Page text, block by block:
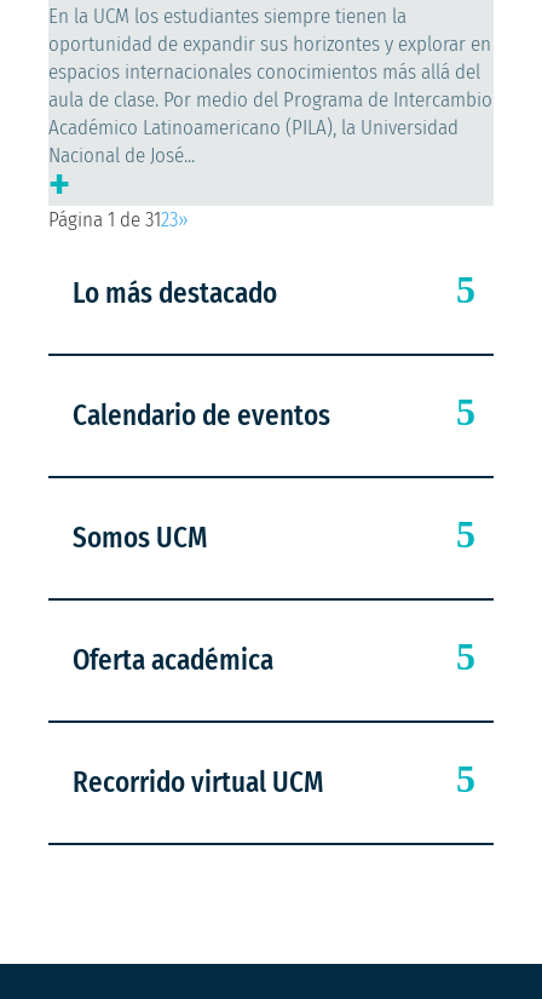
En la UCM los estudiantes siempre tienen la
oportunidad de expandir sus horizontes y explorar en
espacios internacionales conocimientos más allá del
aula de clase. Por medio del Programa de Intercambio
Académico Latinoamericano (PILA), la Universidad
Nacional de José...
+
Página 1 de 3123»
Lo más destacado
Calendario de eventos
Somos UCM
Oferta académica
Recorrido virtual UCM